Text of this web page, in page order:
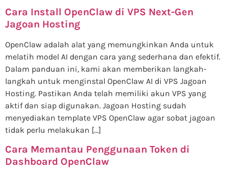
Cara Install OpenClaw di VPS Next-Gen
Jagoan Hosting
OpenClaw adalah alat yang memungkinkan Anda untuk
melatih model AI dengan cara yang sederhana dan efektif.
Dalam panduan ini, kami akan memberikan langkah-
langkah untuk menginstal OpenClaw AI di VPS Jagoan
Hosting. Pastikan Anda telah memiliki akun VPS yang
aktif dan siap digunakan. Jagoan Hosting sudah
menyediakan template VPS OpenClaw agar sobat jagoan
tidak perlu melakukan […]
Cara Memantau Penggunaan Token di
Dashboard OpenClaw